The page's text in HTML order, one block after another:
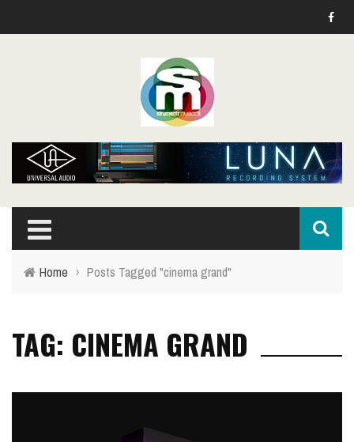
Home › Posts Tagged "cinema grand"
TAG: CINEMA GRAND